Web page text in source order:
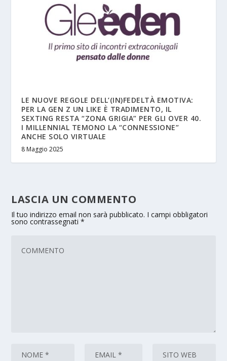
LE NUOVE REGOLE DELL’(IN)FEDELTÀ EMOTIVA:
PER LA GEN Z UN LIKE È TRADIMENTO, IL
SEXTING RESTA “ZONA GRIGIA” PER GLI OVER 40.
I MILLENNIAL TEMONO LA “CONNESSIONE”
ANCHE SOLO VIRTUALE
8 Maggio 2025
LASCIA UN COMMENTO
Il tuo indirizzo email non sarà pubblicato. I campi obbligatori
sono contrassegnati*